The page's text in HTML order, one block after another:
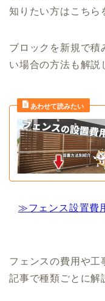
知りたい方はこちら
ブロックを新規で積
い場合の方法も解説
≫フェンス設置費
フェンスの費用や工
記事で種類ごとに解